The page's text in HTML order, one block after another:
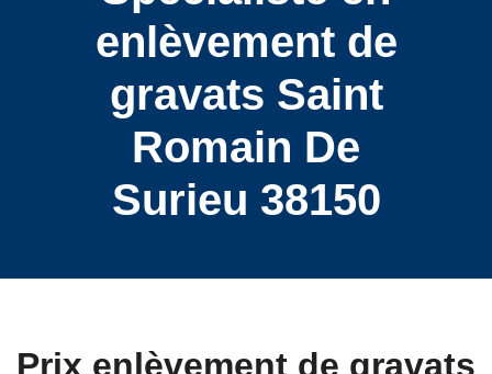
enlèvement de
gravats Saint
Romain De
Surieu 38150
Prix enlèvement de gravats